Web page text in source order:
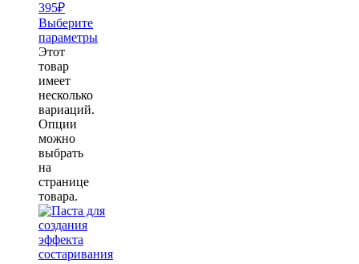
395₽
Выберите
параметры
Этот
товар
имеет
несколько
вариаций.
Опции
можно
выбрать
на
странице
товара.